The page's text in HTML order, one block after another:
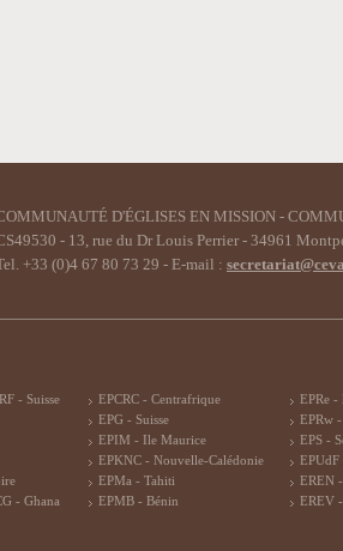
D'ÉGLISES EN MISSION -
- 13, rue du Dr Louis Perrier - 34961
+33 (0)4 67 80 73 29 - E-mail :
- Suisse
- Ghana
EPCRC - Centrafrique
EPG - Suisse
EPIM - Ile Maurice
EPKNC - Nouvelle-Calédonie
EPMa - Tahiti
EPMB - Bénin
EPRe -
EPRw
EPS -
EPUdF
EREN
EREV